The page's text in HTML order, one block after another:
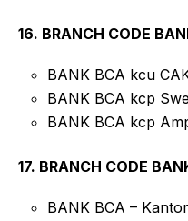
16. BRANCH CODE
BANK BCA kcu
BANK BCA kcp
BANK BCA kcp
17. BRANCH CODE
BANK BCA –